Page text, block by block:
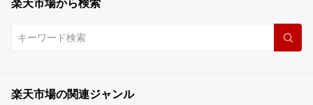
楽天市場から検索
楽天市場の関連ジャンル